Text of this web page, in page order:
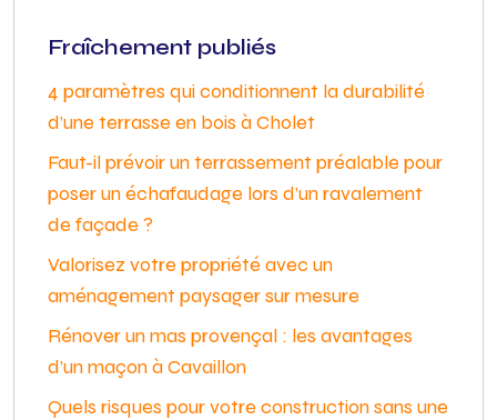
Fraîchement publiés
4 paramètres qui conditionnent la durabilité
d’une terrasse en bois à Cholet
Faut-il prévoir un terrassement préalable pour
poser un échafaudage lors d’un ravalement
de façade ?
Valorisez votre propriété avec un
aménagement paysager sur mesure
Rénover un mas provençal : les avantages
d’un maçon à Cavaillon
Quels risques pour votre construction sans une